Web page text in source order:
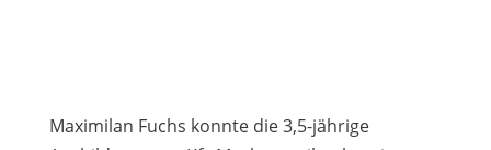
Maximilan Fuchs konnte die 3,5-jährige